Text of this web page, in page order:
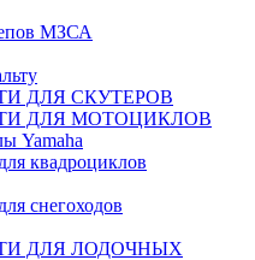
МЗСА
ДЛЯ СКУТЕРОВ
ДЛЯ МОТОЦИКЛОВ
Yamaha
квадроциклов
снегоходов
ДЛЯ ЛОДОЧНЫХ